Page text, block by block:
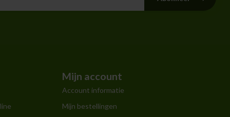
Mijn account
Account informatie
Mijn bestellingen